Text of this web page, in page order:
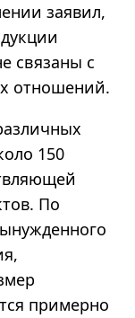
заявил,
связаны с
отношений.
150
По
примерно